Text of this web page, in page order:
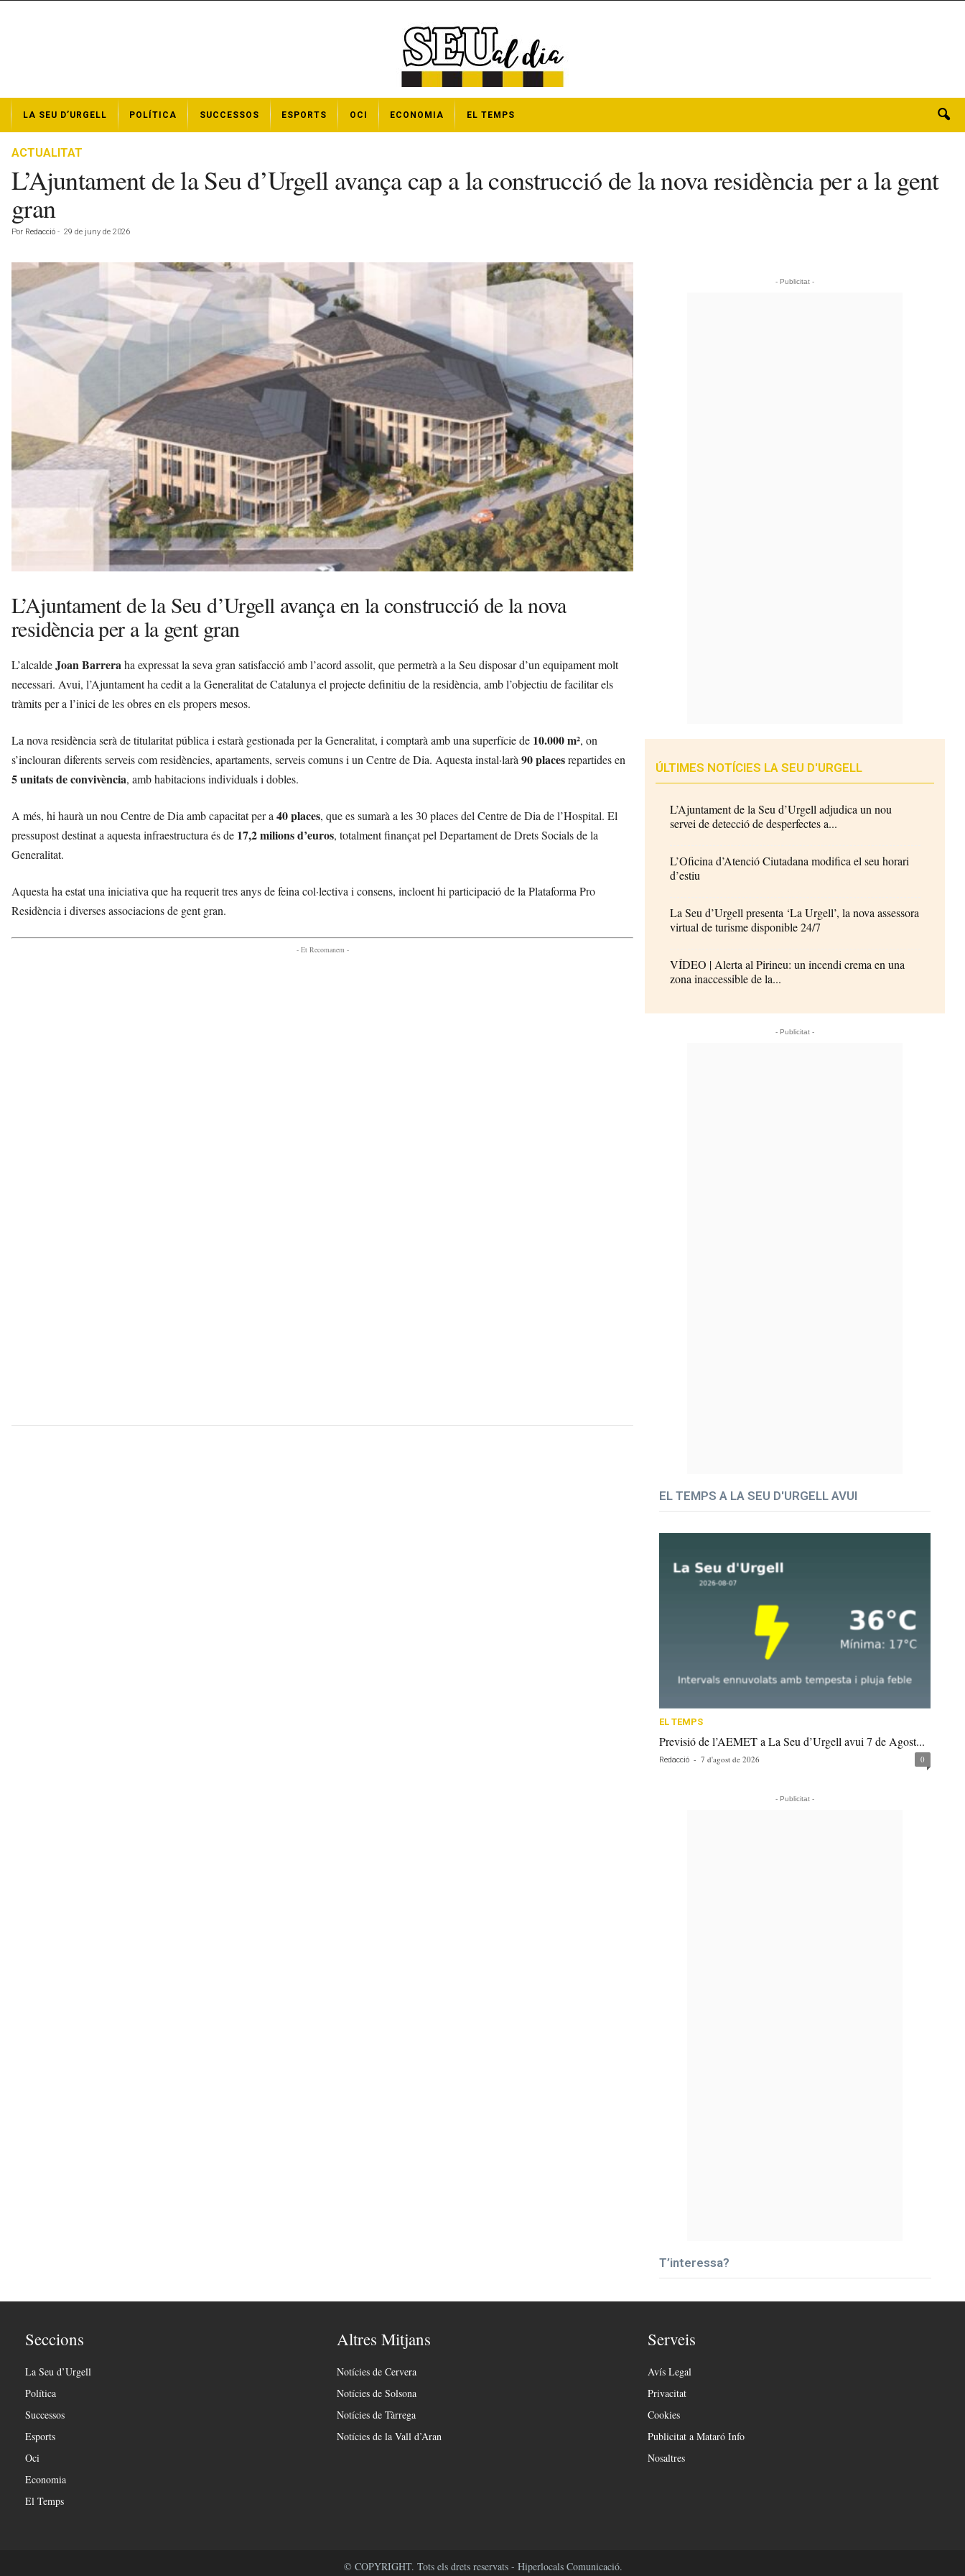
t
LA SEU D’URGELL POLÍTICA SUCCESSOS ESPORTS OCI ECONOMIA EL TEMPS
ACTUALITAT
L’Ajuntament de la Seu d’Urgell avança cap a la construcció de la nova residència per a la gent
gran
Por Redacció - 29 de juny de 2026
L’Ajuntament de la Seu d’Urgell avança en la construcció de la nova
residència per a la gent gran
L’alcaldeJoan Barreraha expressat la seva gran satisfacció amb l’acord assolit, que permetrà a la Seu disposar d’un equipament molt
necessari. Avui, l’Ajuntament ha cedit a la Generalitat de Catalunya el projecte definitiu de la residència, amb l’objectiu de facilitar els
tràmits per a l’inici de les obres en els propers mesos.
La nova residència serà de titularitat pública i estarà gestionada per la Generalitat, i comptarà amb una superfície de 10.000 m², on
s’inclouran diferents serveis com residències, apartaments, serveis comuns i un Centre de Dia. Aquesta instal·larà90 placesrepartides en
5 unitats de convivència, amb habitacions individuals i dobles.
A més, hi haurà un nou Centre de Dia amb capacitat per a40 places, que es sumarà a les 30 places del Centre de Dia de l’Hospital. El
pressupost destinat a aquesta infraestructura és de 17,2 milions d’euros, totalment finançat pel Departament de Drets Socials de la
Generalitat.
Aquesta ha estat una iniciativa que ha requerit tres anys de feina col·lectiva i consens, incloent hi participació de la Plataforma Pro
Residència i diverses associacions de gent gran.
- Et Recomanem -
- Publicitat -
ÚLTIMES NOTÍCIES LA SEU D'URGELL
L’Ajuntament de la Seu d’Urgell adjudica un nou
servei de detecció de desperfectes a...
L’Oficina d’Atenció Ciutadana modifica el seu horari
d’estiu
La Seu d’Urgell presenta ‘La Urgell’, la nova assessora
virtual de turisme disponible 24/7
VÍDEO | Alerta al Pirineu: un incendi crema en una
zona inaccessible de la...
- Publicitat -
EL TEMPS A LA SEU D'URGELL AVUI
EL TEMPS
Previsió de l’AEMET a La Seu d’Urgell avui 7 de Agost...
Redacció - 7 d'agost de 2026 0
- Publicitat -
T’interessa?
Seccions
La Seu d’Urgell
Política
Successos
Esports
Oci
Economia
El Temps
Altres Mitjans
Notícies de Cervera
Notícies de Solsona
Notícies de Tàrrega
Notícies de la Vall d’Aran
Serveis
Avís Legal
Privacitat
Cookies
Publicitat a Mataró Info
Nosaltres
© COPYRIGHT. Tots els drets reservats - Hiperlocals Comunicació.